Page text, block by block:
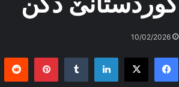
10/02/2026
Facebook
X
LinkedIn
Tumblr